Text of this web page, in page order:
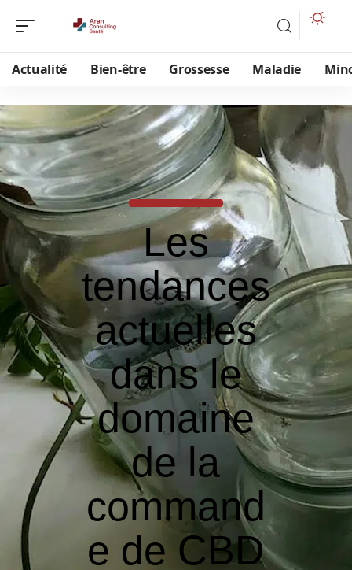
Actualité Bien-être Grossesse Maladie
Les
tendances
actuelles
dans le
domaine
de la
command
e de CBD